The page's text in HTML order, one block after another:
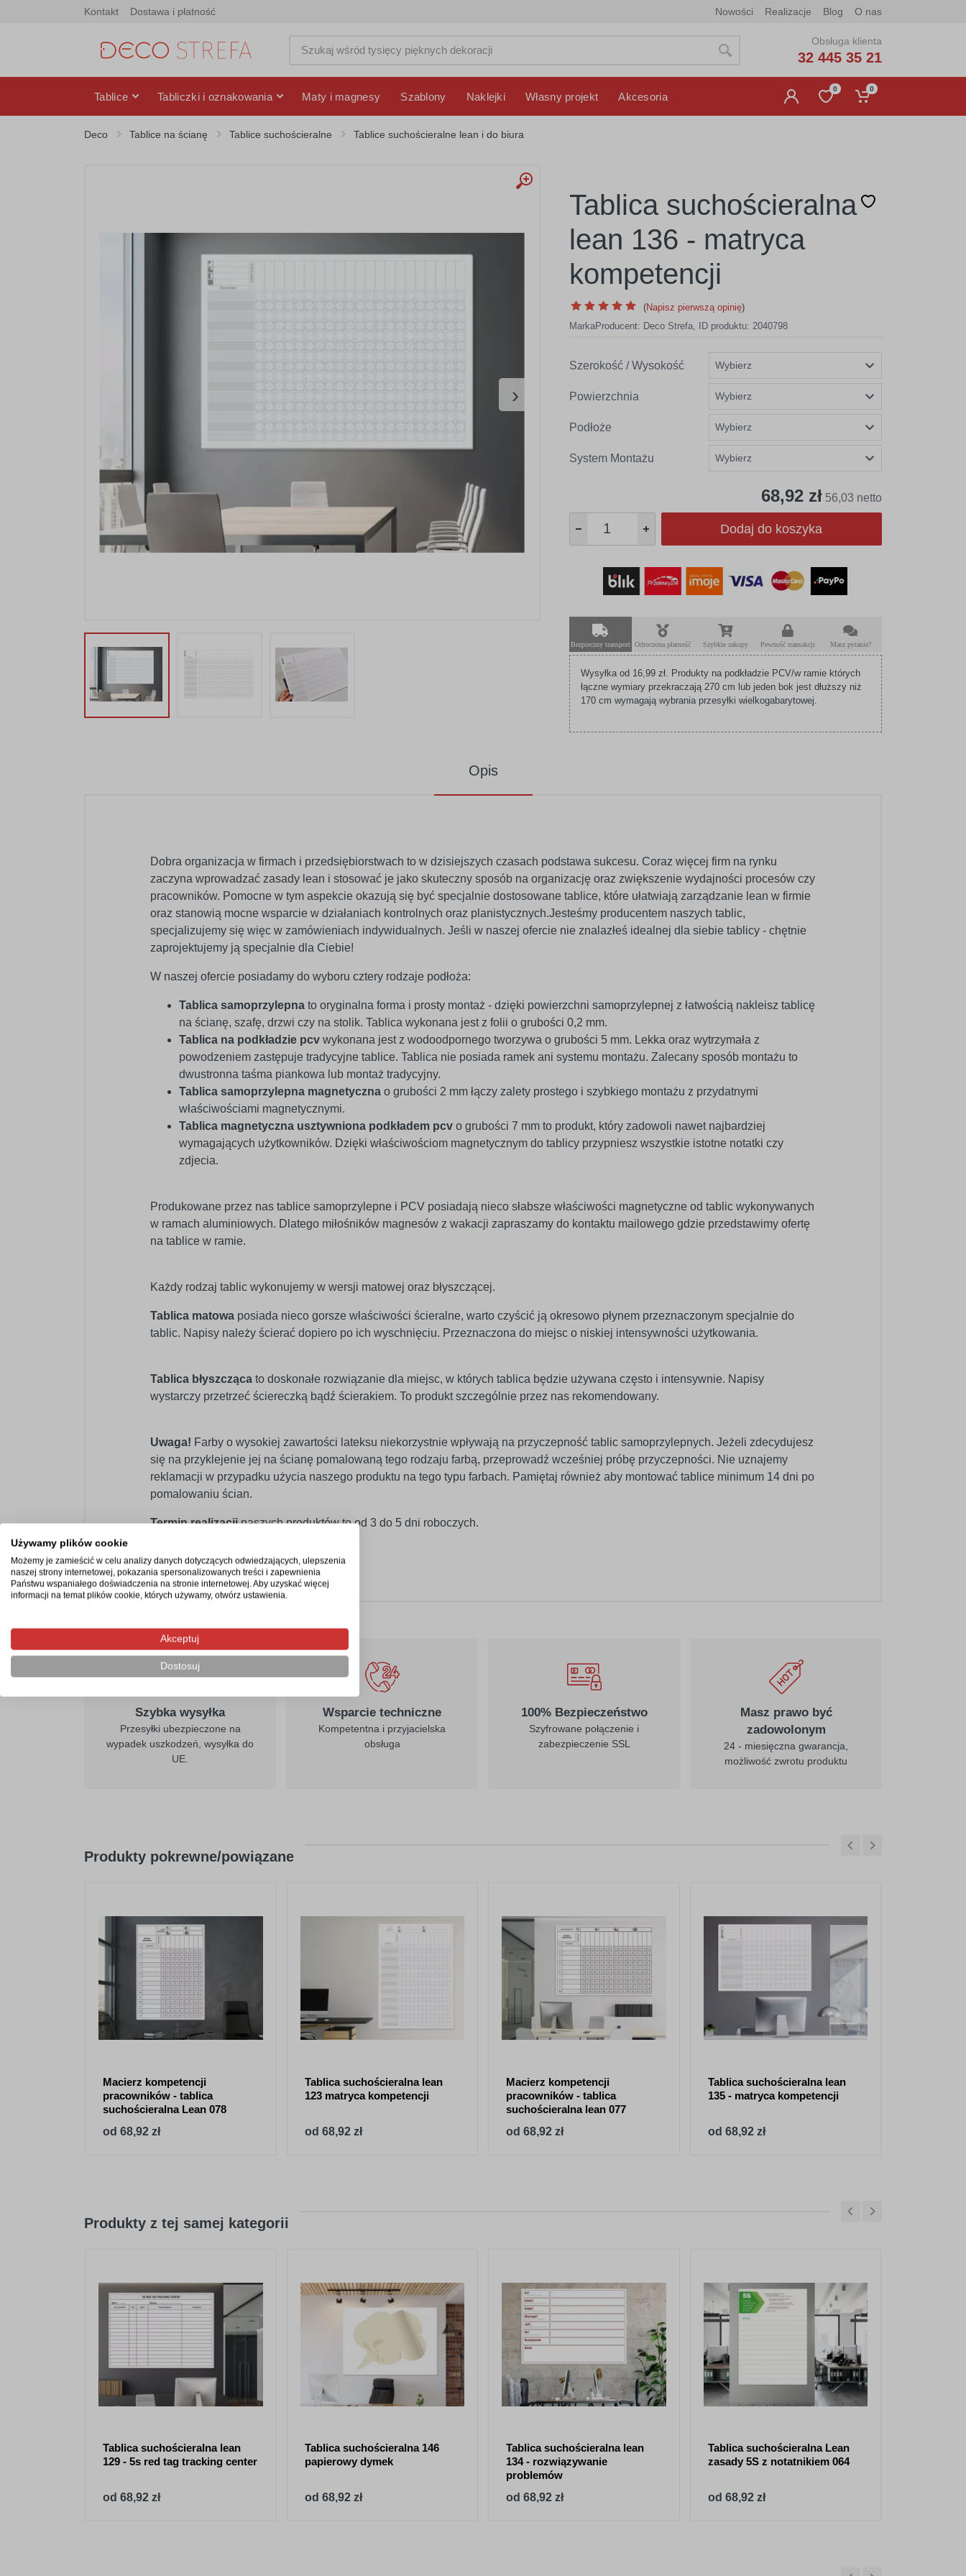
Kontakt Dostawa i płatność Nowości Realizacje Blog O nas
Obsługa klienta
32 445 35 21
Tablice Tabliczki i oznakowania Maty i magnesy Szablony Naklejki Własny projekt Akcesoria
0 0
Deco Tablice na ścianę Tablice suchościeralne Tablice suchościeralne lean i do biura
›
Tablica suchościeralna
lean 136 - matryca
kompetencji
(Napisz pierwszą opinię)
MarkaProducent: Deco Strefa, ID produktu: 2040798
Szerokość / Wysokość
Powierzchnia
Podłoże
System Montażu
68,92 zł 56,03 netto
Dodaj do koszyka
Bezpieczny transport Odroczona płatność Szybkie zakupy Pewność transakcji Masz pytanie?
Wysyłka od 16,99 zł. Produkty na podkładzie PCV/w ramie których
łączne wymiary przekraczają 270 cm lub jeden bok jest dłuższy niż
170 cm wymagają wybrania przesyłki wielkogabarytowej.
Opis
Dobra organizacja w firmach i przedsiębiorstwach to w dzisiejszych czasach podstawa sukcesu. Coraz więcej firm na rynku
zaczyna wprowadzać zasady lean i stosować je jako skuteczny sposób na organizację oraz zwiększenie wydajności procesów czy
pracowników. Pomocne w tym aspekcie okazują się być specjalnie dostosowane tablice, które ułatwiają zarządzanie lean w firmie
oraz stanowią mocne wsparcie w działaniach kontrolnych oraz planistycznych.Jesteśmy producentem naszych tablic,
specjalizujemy się więc w zamówieniach indywidualnych. Jeśli w naszej ofercie nie znalazłeś idealnej dla siebie tablicy - chętnie
zaprojektujemy ją specjalnie dla Ciebie!
W naszej ofercie posiadamy do wyboru cztery rodzaje podłoża:
Tablica samoprzylepna to oryginalna forma i prosty montaż - dzięki powierzchni samoprzylepnej z łatwością nakleisz tablicę
na ścianę, szafę, drzwi czy na stolik. Tablica wykonana jest z folii o grubości 0,2 mm.
Tablica na podkładzie pcv wykonana jest z wodoodpornego tworzywa o grubości 5 mm. Lekka oraz wytrzymała z
powodzeniem zastępuje tradycyjne tablice. Tablica nie posiada ramek ani systemu montażu. Zalecany sposób montażu to
dwustronna taśma piankowa lub montaż tradycyjny.
Tablica samoprzylepna magnetyczna o grubości 2 mm łączy zalety prostego i szybkiego montażu z przydatnymi
właściwościami magnetycznymi.
Tablica magnetyczna usztywniona podkładem pcv o grubości 7 mm to produkt, który zadowoli nawet najbardziej
wymagających użytkowników. Dzięki właściwościom magnetycznym do tablicy przypniesz wszystkie istotne notatki czy
zdjecia.
Produkowane przez nas tablice samoprzylepne i PCV posiadają nieco słabsze właściwości magnetyczne od tablic wykonywanych
w ramach aluminiowych. Dlatego miłośników magnesów z wakacji zapraszamy do kontaktu mailowego gdzie przedstawimy ofertę
na tablice w ramie.
Każdy rodzaj tablic wykonujemy w wersji matowej oraz błyszczącej.
Tablica matowa posiada nieco gorsze właściwości ścieralne, warto czyścić ją okresowo płynem przeznaczonym specjalnie do
tablic. Napisy należy ścierać dopiero po ich wyschnięciu. Przeznaczona do miejsc o niskiej intensywności użytkowania.
Tablica błyszcząca to doskonałe rozwiązanie dla miejsc, w których tablica będzie używana często i intensywnie. Napisy
wystarczy przetrzeć ściereczką bądź ścierakiem. To produkt szczególnie przez nas rekomendowany.
Uwaga! Farby o wysokiej zawartości lateksu niekorzystnie wpływają na przyczepność tablic samoprzylepnych. Jeżeli zdecydujesz
się na przyklejenie jej na ścianę pomalowaną tego rodzaju farbą, przeprowadź wcześniej próbę przyczepności. Nie uznajemy
reklamacji w przypadku użycia naszego produktu na tego typu farbach. Pamiętaj również aby montować tablice minimum 14 dni po
pomalowaniu ścian.
Termin realizacjinaszych produktów to od 3 do 5 dni roboczych.
Szybka wysyłka
Przesyłki ubezpieczone na
wypadek uszkodzeń, wysyłka do
UE.
Wsparcie techniczne
Kompetentna i przyjacielska
obsługa
100% Bezpieczeństwo
Szyfrowane połączenie i
zabezpieczenie SSL
Masz prawo być
zadowolonym
24 - miesięczna gwarancja,
możliwość zwrotu produktu
Produkty pokrewne/powiązane
Macierz kompetencji
pracowników - tablica
suchościeralna Lean 078
od 68,92 zł
Tablica suchościeralna lean
123 matryca kompetencji
od 68,92 zł
Macierz kompetencji
pracowników - tablica
suchościeralna lean 077
od 68,92 zł
Tablica suchościeralna lean
135 - matryca kompetencji
od 68,92 zł
Produkty z tej samej kategorii
Tablica suchościeralna lean
129 - 5s red tag tracking center
od 68,92 zł
Tablica suchościeralna 146
papierowy dymek
od 68,92 zł
Tablica suchościeralna lean
134 - rozwiązywanie
problemów
od 68,92 zł
Tablica suchościeralna Lean
zasady 5S z notatnikiem 064
od 68,92 zł
Używamy plików cookie
Możemy je zamieścić w celu analizy danych dotyczących odwiedzających, ulepszenia
naszej strony internetowej, pokazania spersonalizowanych treści i zapewnienia
Państwu wspaniałego doświadczenia na stronie internetowej. Aby uzyskać więcej
informacji na temat plików cookie, których używamy, otwórz ustawienia.
Akceptuj
Dostosuj